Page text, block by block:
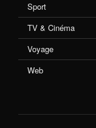
Sport
TV & Cinéma
Voyage
Web